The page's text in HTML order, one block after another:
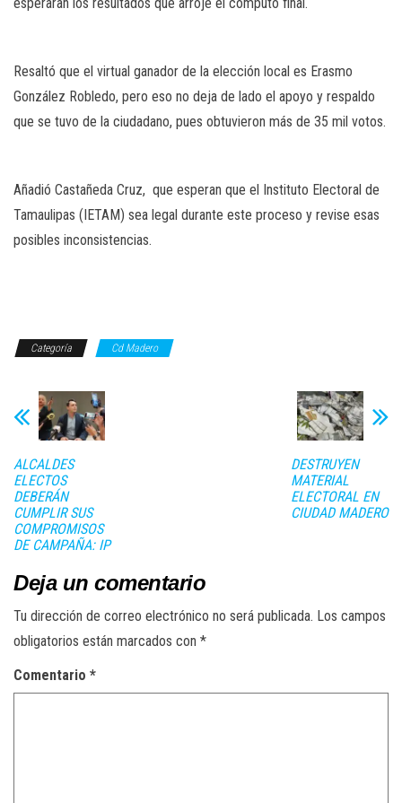
Resaltó que el virtual ganador de la elección local es Erasmo
González Robledo, pero eso no deja de lado el apoyo y respaldo
que se tuvo de la ciudadano, pues obtuvieron más de 35 mil votos.
Añadió Castañeda Cruz, que esperan que el Instituto Electoral de
Tamaulipas (IETAM) sea legal durante este proceso y revise esas
posibles inconsistencias.
Categoría Cd Madero
ALCALDES
ELECTOS
DEBERÁN
CUMPLIR SUS
COMPROMISOS
DE CAMPAÑA: IP
DESTRUYEN
MATERIAL
ELECTORAL EN
CIUDAD MADERO
Deja un comentario
Tu dirección de correo electrónico no será publicada. Los campos
obligatorios están marcados con *
Comentario *